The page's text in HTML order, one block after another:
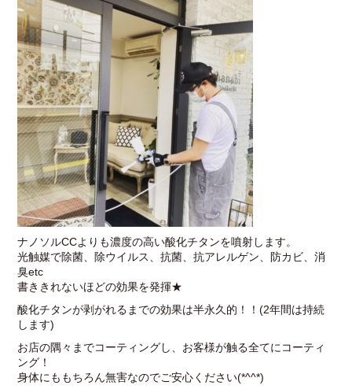
ナノソルCCよりも濃度の高い酸化チタンを噴射します。
光触媒で除菌、除ウイルス、抗菌、抗アレルゲン、防カビ、消
臭etc
書ききれないほどの効果を発揮★
酸化チタンが剥がれるまでの効果は半永久的！！(2年間は持続
します)
お店の隅々までコーティングし、お客様が触る全てにコーティ
ング！
身体にももちろん無害なのでご安心ください(*^^*)